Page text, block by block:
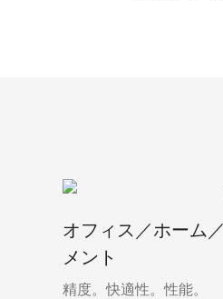
オフィス／ホーム
メント
精度。快適性。性能。